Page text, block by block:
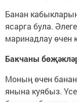
Банан
ясарга була.
маринадлау өчен
Бакчаны
Моның өчен
янына куябыз.